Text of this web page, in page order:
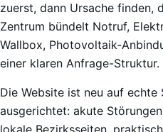
zuerst, dann Ursache finden,
Zentrum bündelt Notruf,
Wallbox, Photovoltaik-
einer klaren Anfrage-Struktur.
Die Website ist neu auf echte
ausgerichtet: akute
lokale Bezirksseiten,